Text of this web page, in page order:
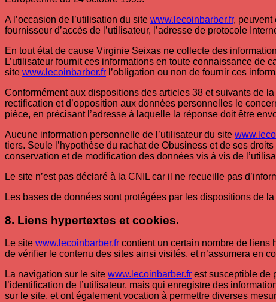
A l’occasion de l’utilisation du site www.lecoinbarber.fr, peuvent
fournisseur d’accès de l’utilisateur, l’adresse de protocole
En tout état de cause Virginie Seixas ne collecte des
L’utilisateur fournit ces informations en toute connaissance de
site www.lecoinbarber.fr l’obligation ou non de fournir ces
Conformément aux dispositions des articles 38 et suivants de
rectification et d’opposition aux données personnelles le
pièce, en précisant l’adresse à laquelle la réponse doit être
Aucune information personnelle de l’utilisateur du site
tiers. Seule l’hypothèse du rachat de Obusiness et de ses
conservation et de modification des données vis à vis de
Le site n’est pas déclaré à la CNIL car il ne recueille pas
Les bases de données sont protégées par les dispositions de
8. Liens hypertextes et cookies.
Le site www.lecoinbarber.fr contient un certain nombre de liens
de vérifier le contenu des sites ainsi visités, et n’assumera en
La navigation sur le site www.lecoinbarber.fr est susceptible de
l’identification de l’utilisateur, mais qui enregistre des
sur le site, et ont également vocation à permettre diverses